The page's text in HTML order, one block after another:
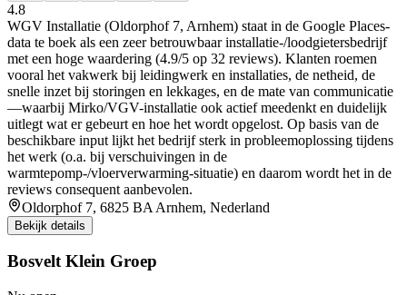
4.8
WGV Installatie (Oldorphof 7, Arnhem) staat in de Google Places-
data te boek als een zeer betrouwbaar installatie-/loodgietersbedrijf
met een hoge waardering (4.9/5 op 32 reviews). Klanten roemen
vooral het vakwerk bij leidingwerk en installaties, de netheid, de
snelle inzet bij storingen en lekkages, en de mate van communicatie
—waarbij Mirko/VGV-installatie ook actief meedenkt en duidelijk
uitlegt wat er gebeurt en hoe het wordt opgelost. Op basis van de
beschikbare input lijkt het bedrijf sterk in probleemoplossing tijdens
het werk (o.a. bij verschuivingen in de
warmtepomp-/vloerverwarming-situatie) en daarom wordt het in de
reviews consequent aanbevolen.
Oldorphof 7, 6825 BA Arnhem, Nederland
Bekijk details
Bosvelt Klein Groep